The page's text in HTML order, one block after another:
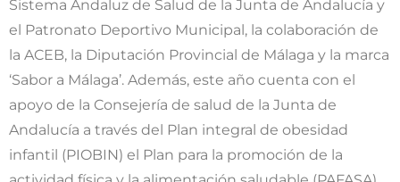
Sistema Andaluz de Salud de la Junta de Andalucía y
el Patronato Deportivo Municipal, la colaboración de
la ACEB, la Diputación Provincial de Málaga y la marca
‘Sabor a Málaga’. Además, este año cuenta con el
apoyo de la Consejería de salud de la Junta de
Andalucía a través del Plan integral de obesidad
infantil (PIOBIN) el Plan para la promoción de la